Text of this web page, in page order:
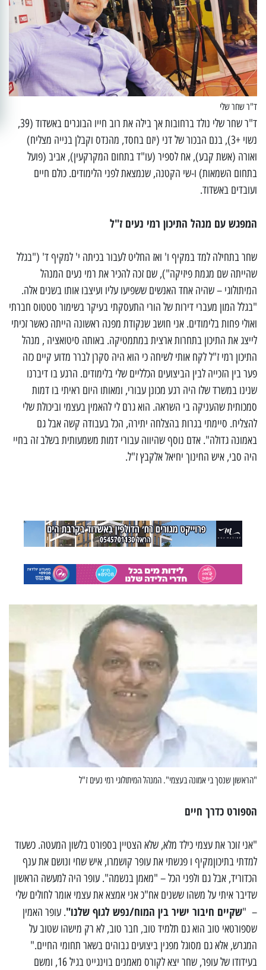
ד"ר שחר שלי
ד"ר שחר שלי נולד ברחובות אך בילה את רוב חייו הבוגרים באשדוד (39,
נשוי +3), בנם הבכור של דני (יזם בחסד, מהנדס וקבלן בנייה מצליח)
ואורה (אשת קבע), אח לספיר (עו"ד בתחום המקרקעין), אביב (פועל
בתחום השמאות) ו-שי הקטנה, שנמצאת לפני הלימודים. כולם חיים
ועובדים באשדוד.
המפגש עם מנהל התיכון רמי נעים ז"ל
שחר בתחילה למד במקיף ו' ואז החליט לעבור בכיתה י' למקיף ד' ("בגלל
שהייתה שם מגמת פיזיקה"), שם זכה להכיר את רמי נעים המנהל
המיתולוגי – שהיה אחד האנשים ששפיעו עליו ועיצבו אותו בשנים אלה.
"בגלל המון מעברי דירות של הורי התעסקתי בעיקר בשימור סטטוס חברתי
ואולי פחות בלימודים. אני חושב שנקודת מפנה ראשונה הייתה כאשר זכיתי
לייצג את התיכון בתחרות ארצית במתמטיקה. באותה סיטואציה , מנהל
התיכון רמי ז"ל לקח אותי לשיחה כי הוא היה סקרן לברר מדוע קיים כזה
פער בין הזכייה לבין הביצועים הכלליים שלי בלימודים. הרגע בו דיברנו
שנינו במשרד שלו היה רגע מכונן עבורי, ומאותו היום ראיתי בו דמות
סמכותית שהעניקה בי השראה. הוא גרם לי להאמין בעצמי וביכולת שלי
להצליח. סיימתי בגרות בהצלחה יתירה, הכל בעבודה קשה אבל גם
באמונה גדולה". אדם נוסף שהיווה עבורי דמות משמעותית בשלב זה בחיי
היה סבי, איש החינוך יחיאל אלקבץ ז"ל.
"הראשון שנסך בי אמונה בעצמי". המנהל המיתולוגי רמי נעים ז"ל
הספורט כדרך חיים
"אני זוכר את עצמי כילד מלא, שלא הצטיין בספורט בלשון המעטה. כשעוד
למדתי בתיכוןמקיף ו פגשתי את עופר קושמרו, איש שחי ונושם את ענף
הכדוריד, אבל גם ולפני הכל – "מאמן בנשמה". עופר היה למעשה הראשון
שדיבר איתי על משהו ששנים אח"כ אני אמצא את עצמי אומר לחולים שלי
– "שקיים חיבור ישיר בין המוח/נפש לגוף שלנו". עופר האמין
שספורטאי טוב הוא גם תלמיד טוב, חבר טוב, לא רק מישהו שטוב על
המגרש, אלא גם מסוגל מפגין ביצועים גבוהים בשאר תחומי החיים."
בעידודו של עופר, שחר יצא לקורס מאמנים בוינגייט בגיל 16, ומשם